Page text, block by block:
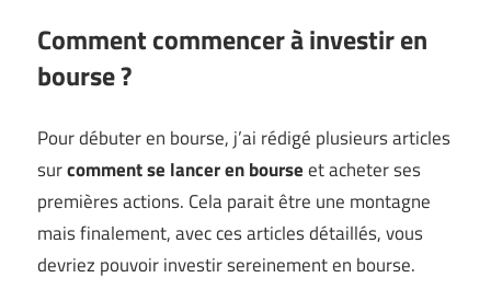
Comment commencer à investir en
bourse ?
Pour débuter en bourse, j’ai rédigé plusieurs articles
surcomment se lancer en bourseet acheter ses
premières actions. Cela parait être une montagne
mais finalement, avec ces articles détaillés, vous
devriez pouvoir investir sereinement en bourse.